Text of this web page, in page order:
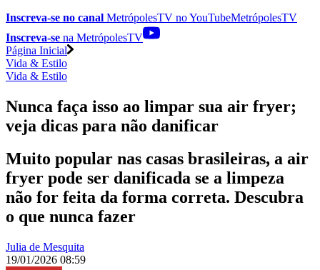
Inscreva-se no canal MetrópolesTV noYouTubeMetrópolesTV
Inscreva-se na MetrópolesTV
Página Inicial
Vida & Estilo
Vida & Estilo
Nunca faça isso ao limpar sua air fryer;
veja dicas para não danificar
Muito popular nas casas brasileiras, a air
fryer pode ser danificada se a limpeza
não for feita da forma correta. Descubra
o que nunca fazer
Julia de Mesquita
19/01/2026 08:59